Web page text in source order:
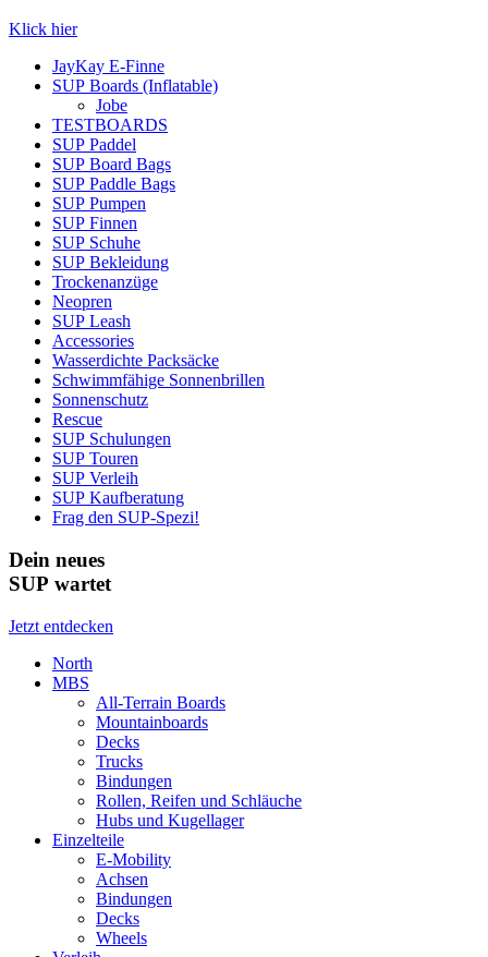
Klick hier
JayKay E-Finne
SUP Boards (Inflatable)
Jobe
TESTBOARDS
SUP Paddel
SUP Board Bags
SUP Paddle Bags
SUP Pumpen
SUP Finnen
SUP Schuhe
SUP Bekleidung
Trockenanzüge
Neopren
SUP Leash
Accessories
Wasserdichte Packsäcke
Schwimmfähige Sonnenbrillen
Sonnenschutz
Rescue
SUP Schulungen
SUP Touren
SUP Verleih
SUP Kaufberatung
Frag den SUP-Spezi!
Dein neues
SUP wartet
Jetzt entdecken
North
MBS
All-Terrain Boards
Mountainboards
Decks
Trucks
Bindungen
Rollen, Reifen und Schläuche
Hubs und Kugellager
Einzelteile
E-Mobility
Achsen
Bindungen
Decks
Wheels